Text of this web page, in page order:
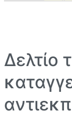
Δελτίο